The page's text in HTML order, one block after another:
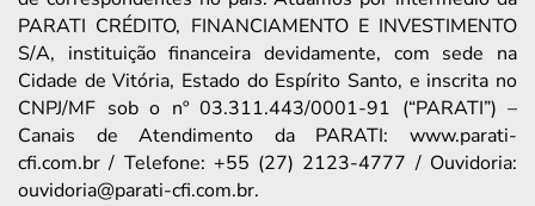
PARATI CRÉDITO, FINANCIAMENTO E INVESTIMENTO
S/A, instituição financeira devidamente, com sede na
Cidade de Vitória, Estado do Espírito Santo, e inscrita no
CNPJ/MF sob o nº 03.311.443/0001-91 (“PARATI”) –
Canais de Atendimento da PARATI: www.parati-
cfi.com.br / Telefone: +55 (27) 2123-4777 / Ouvidoria:
ouvidoria@parati-cfi.com.br.